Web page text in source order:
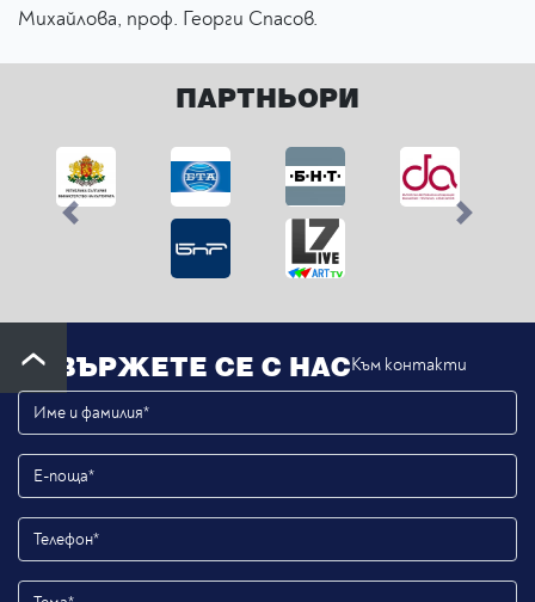
Михайлова, проф. Георги Спасов.
ПАРТНЬОРИ
Previous Next
СВЪРЖЕТЕ СЕ С НАСКъм контакти